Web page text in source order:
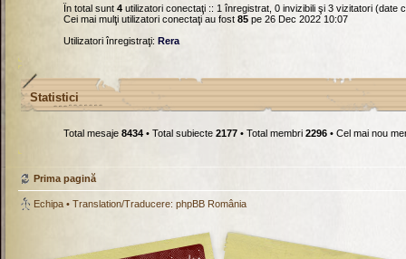
În total sunt 4 utilizatori conectaţi :: 1 înregistrat, 0 invizibili şi 3 vizitatori (date
Cei mai mulţi utilizatori conectaţi au fost 85 pe 26 Dec 2022 10:07
Utilizatori înregistraţi: Rera
Statistici
Total mesaje 8434 • Total subiecte 2177 • Total membri 2296 • Cel mai nou
Prima pagină
Echipa • Translation/Traducere: phpBB România